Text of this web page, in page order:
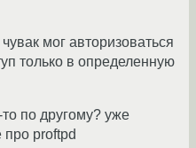
мог авторизоваться
только в определенную
по другому? уже
proftpd